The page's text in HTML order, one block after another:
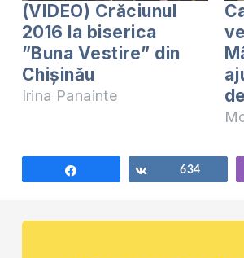
(VIDEO) Crăciunul
2016 la biserica
”Buna Vestire” din
Chișinău
Irina Panainte
Share634